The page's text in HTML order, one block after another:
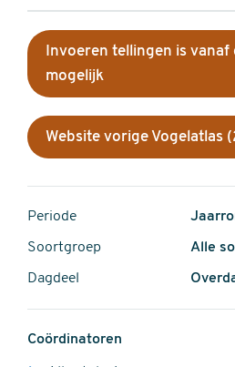
Invoeren tellingen is
mogelijk
Website vorige Vogelatlas
Periode
Soortgroep Alle
Dagdeel
Coördinatoren